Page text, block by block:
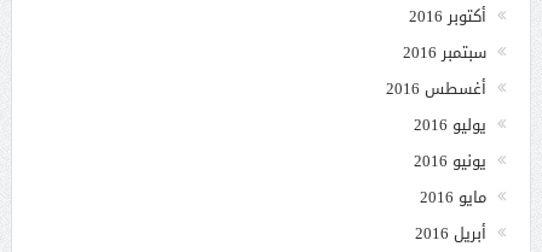
أكتوبر 2016
سبتمبر 2016
أغسطس 2016
يوليو 2016
يونيو 2016
مايو 2016
أبريل 2016